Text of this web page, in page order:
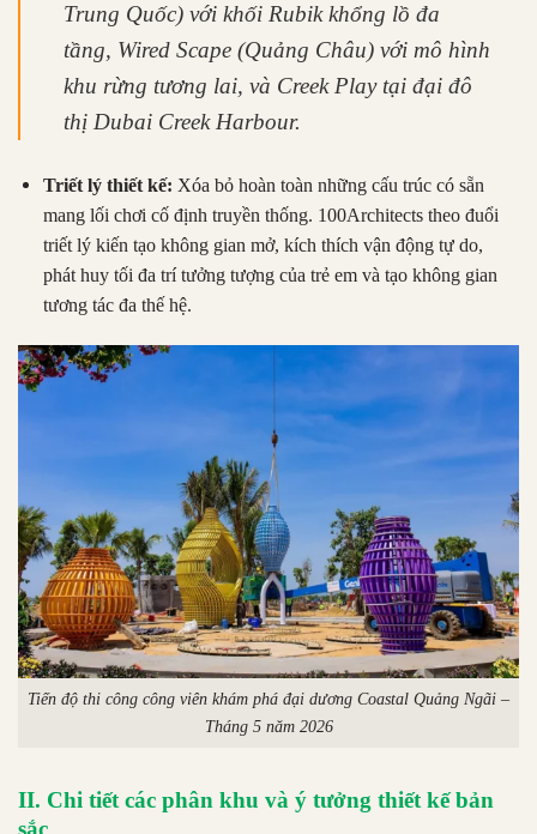
Trung Quốc) với khối Rubik khổng lồ đa
tầng, Wired Scape (Quảng Châu) với mô hình
khu rừng tương lai, và Creek Playtại đại đô
thị Dubai Creek Harbour.
Triết lý thiết kế: Xóa bỏ hoàn toàn những cấu trúc có sẵn
mang lối chơi cố định truyền thống. 100Architects theo đuổi
triết lý kiến tạo không gian mở, kích thích vận động tự do,
phát huy tối đa trí tưởng tượng của trẻ em và tạo không gian
tương tác đa thế hệ.
Tiến độ thi công công viên khám phá đại dương Coastal Quảng Ngãi –
Tháng 5 năm 2026
II. Chi tiết các phân khu và ý tưởng thiết kế bản
sắc